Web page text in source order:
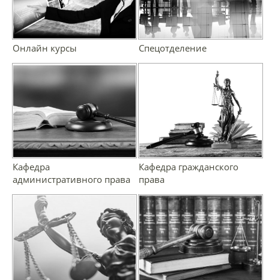
Онлайн курсы Спецотделение
Кафедра
административного права
Кафедра гражданского
права